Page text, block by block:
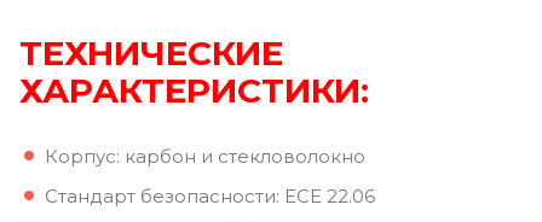
ТЕХНИЧЕСКИЕ
ХАРАКТЕРИСТИКИ:
Корпус: карбон и стекловолокно
Стандарт безопасности: ECE 22.06